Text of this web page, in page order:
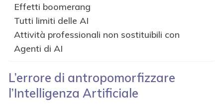
Effetti boomerang
Tutti limiti delle AI
Attività professionali non sostituibili con
Agenti di AI
L’errore di antropomorfizzare
l’Intelligenza Artificiale